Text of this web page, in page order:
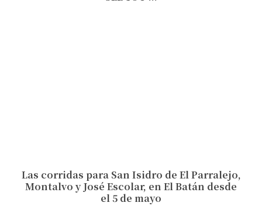
Las corridas para San Isidro de El Parralejo,
Montalvo y José Escolar, en El Batán desde
el 5 de mayo